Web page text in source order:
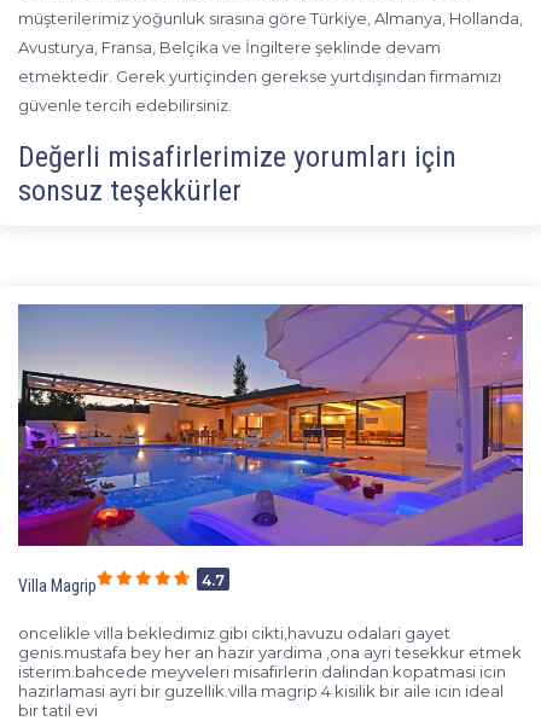
müşterilerimiz yoğunluk sırasına göre Türkiye, Almanya, Hollanda,
Avusturya, Fransa, Belçika ve İngiltere şeklinde devam
etmektedir. Gerek yurtiçinden gerekse yurtdışından firmamızı
güvenle tercih edebilirsiniz.
Değerli misafirlerimize yorumları için
sonsuz teşekkürler
Villa Magrip 4.7
oncelikle villa bekledimiz gibi cikti,havuzu odalari gayet
genis.mustafa bey her an hazir yardima ,ona ayri tesekkur etmek
isterim.bahcede meyveleri misafirlerin dalindan kopatmasi icin
hazirlamasi ayri bir guzellik.villa magrip 4 kisilik bir aile icin ideal
bir tatil evi